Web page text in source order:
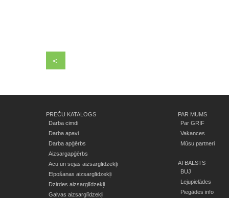
<
PREČU KATALOGS
Darba cimdi
Darba apavi
Darba apģērbs
Aizsargapģērbs
Acu un sejas aizsarglīdzekļi
Elpošanas aizsarglīdzekļi
Dzirdes aizsarglīdzekļi
Galvas aizsarglīdzekļi
PAR MUMS
Par GRIF
Vakances
Mūsu partneri
ATBALSTS
BUJ
Lejupielādes
Piegādes info